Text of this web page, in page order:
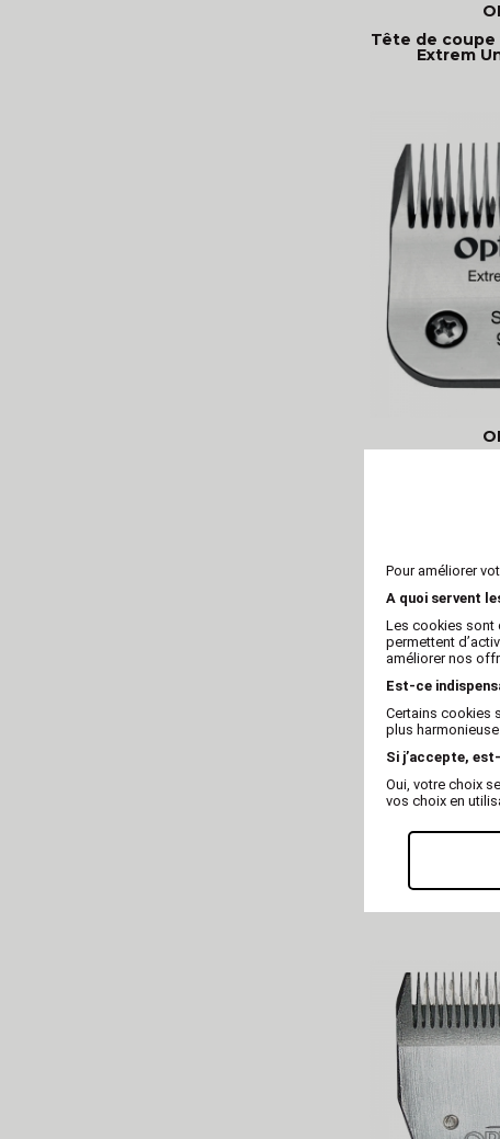
Tête de
Extrem
Tête de
Pour améliorer
A quoi servent
Les cookies sont
permettent
améliorer nos
Est-ce
Certains cookies
plus
Si j’accepte,
Oui, votre choix
vos choix en